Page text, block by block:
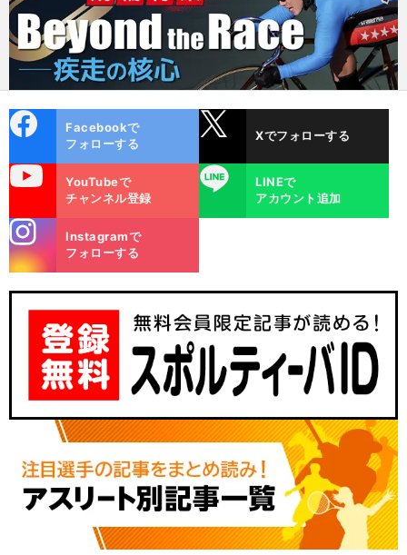
ok
Facebookで
フォローする
Xでフォローする
YouTubeで
チャンネル登録
LINE
LINEで
アカウント追加
m
Instagramで
フォローする